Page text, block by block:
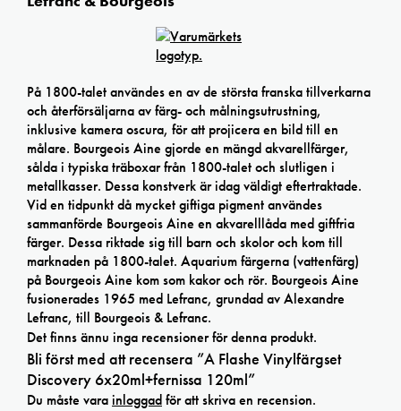
På 1800-talet användes en av de största franska tillverkarna
och återförsäljarna av färg- och målningsutrustning,
inklusive kamera oscura, för att projicera en bild till en
målare. Bourgeois Aine gjorde en mängd akvarellfärger,
sålda i typiska träboxar från 1800-talet och slutligen i
metallkasser. Dessa konstverk är idag väldigt eftertraktade.
Vid en tidpunkt då mycket giftiga pigment användes
sammanförde Bourgeois Aine en akvarelllåda med giftfria
färger. Dessa riktade sig till barn och skolor och kom till
marknaden på 1800-talet. Aquarium färgerna (vattenfärg)
på Bourgeois Aine kom som kakor och rör. Bourgeois Aine
fusionerades 1965 med Lefranc, grundad av Alexandre
Lefranc, till Bourgeois & Lefranc.
Det finns ännu inga recensioner för denna produkt.
Bli först med att recensera ”A Flashe Vinylfärgset
Discovery 6x20ml+fernissa 120ml”
Du måste varainloggadför att skriva en recension.